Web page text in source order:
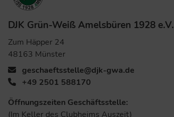
DJK Grün-Weiß Amelsbüren 1928 e.V.
Zum Häpper 24
48163 Münster
geschaeftsstelle@djk-gwa.de
+49 2501 588170
Öffnungszeiten Geschäftsstelle:
(Im Keller des Clubheims Auszeit)